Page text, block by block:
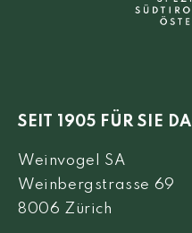
SEIT 1905 FÜR SIE DA
Weinvogel SA
Weinbergstrasse 69
8006 Zürich